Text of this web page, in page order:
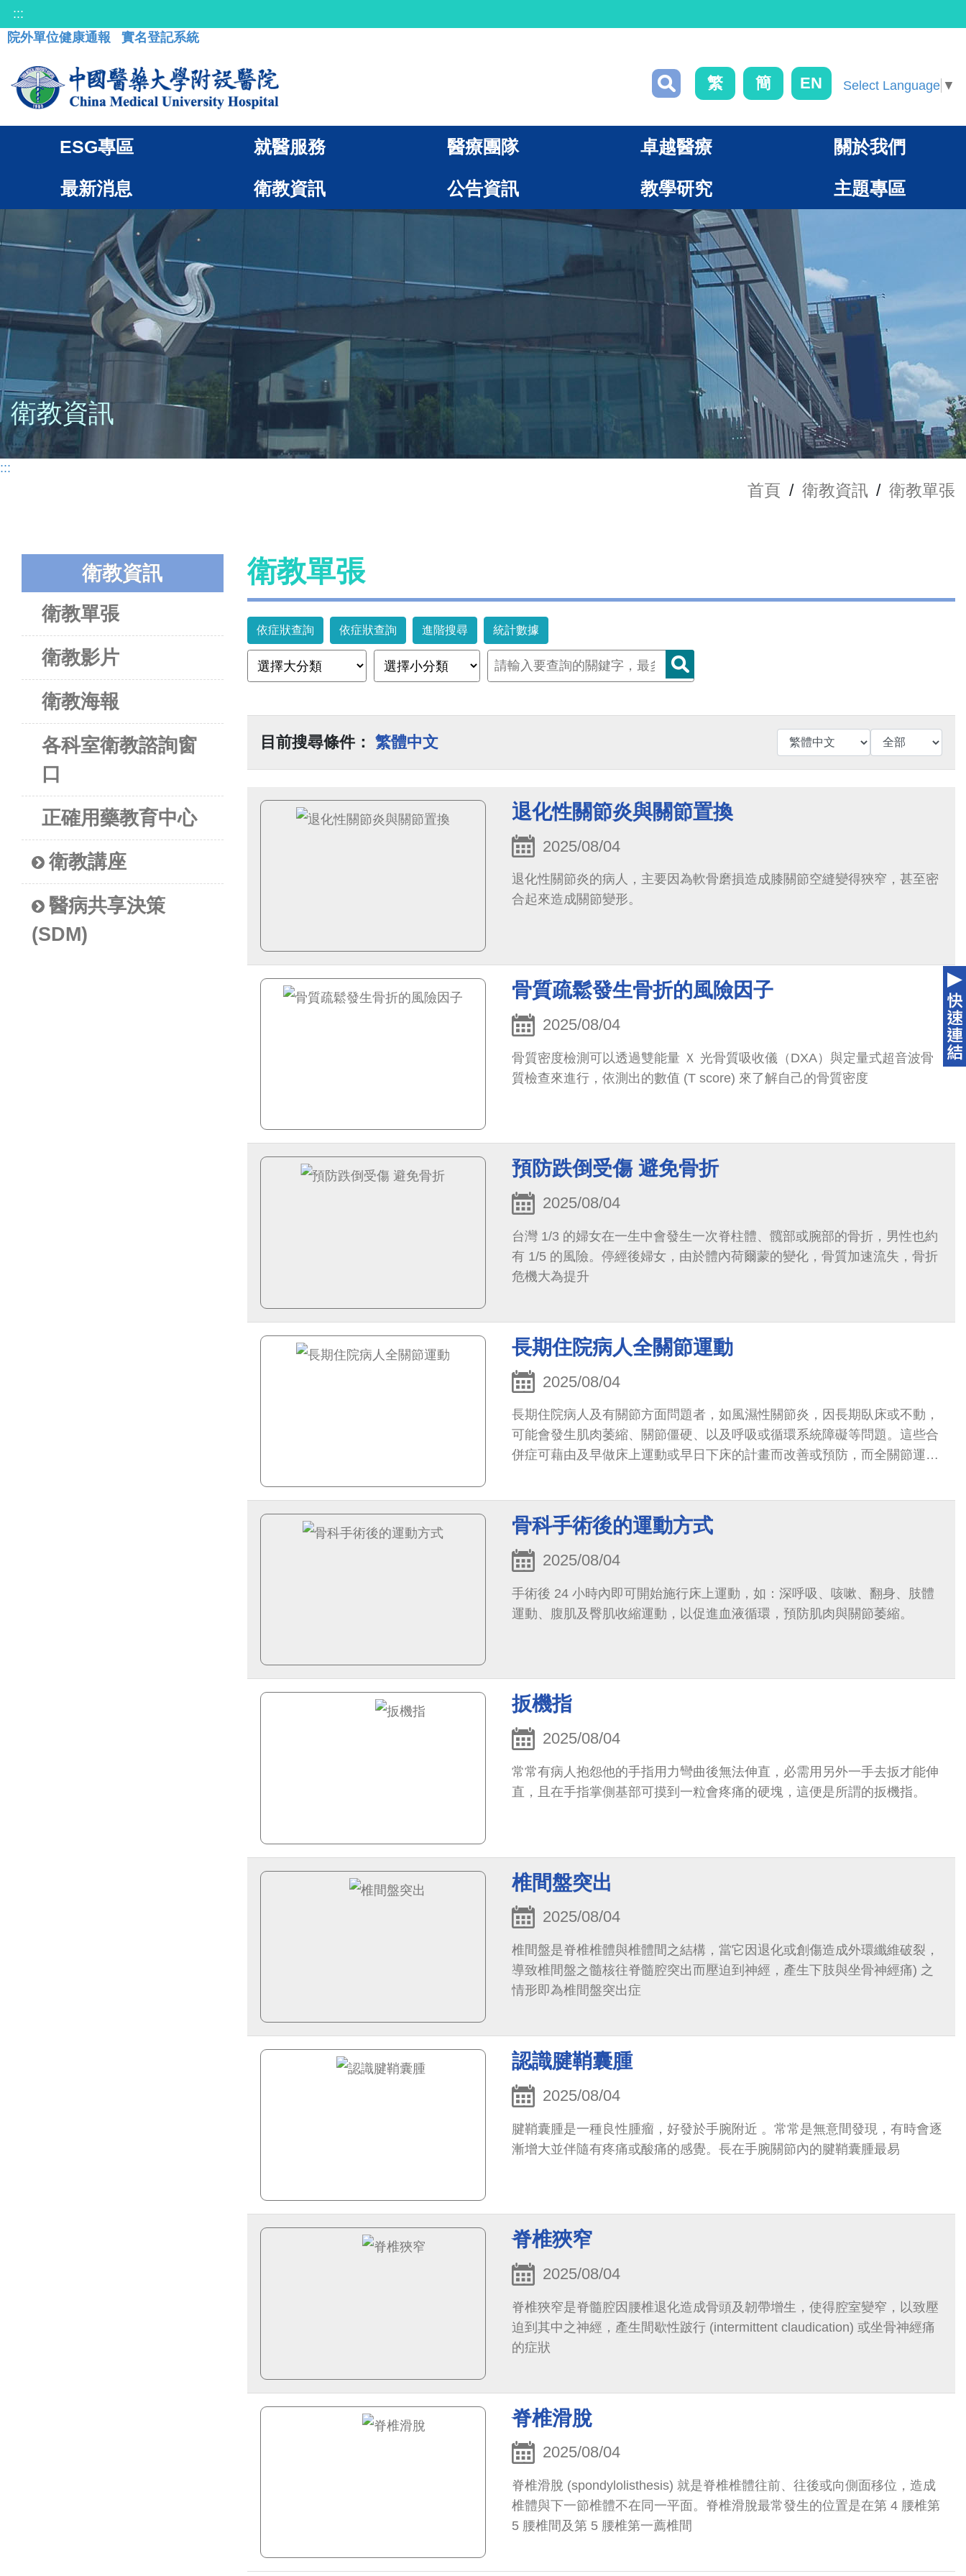
:::
院外單位健康通報
實名登記系統
繁 簡 EN Select Language ▼
ESG專區 就醫服務 醫療團隊 卓越醫療 關於我們
最新消息 衛教資訊 公告資訊 教學研究 主題專區
衛教資訊
:::
首頁 / 衛教資訊 / 衛教單張
衛教資訊
衛教單張
衛教影片
衛教海報
各科室衛教諮詢窗
口
正確用藥教育中心
衛教講座
醫病共享決策
(SDM)
衛教單張
依症狀查詢 依症狀查詢 進階搜尋 統計數據
目前搜尋條件： 繁體中文
退化性關節炎與關節置換
2025/08/04
退化性關節炎的病人，主要因為軟骨磨損造成膝關節空縫變得狹窄，甚至密
合起來造成關節變形。
骨質疏鬆發生骨折的風險因子
2025/08/04
骨質密度檢測可以透過雙能量 Ｘ 光骨質吸收儀（DXA）與定量式超音波骨
質檢查來進行，依測出的數值 (T score) 來了解自己的骨質密度
預防跌倒受傷 避免骨折
2025/08/04
台灣 1/3 的婦女在一生中會發生一次脊柱體、髖部或腕部的骨折，男性也約
有 1/5 的風險。停經後婦女，由於體內荷爾蒙的變化，骨質加速流失，骨折
危機大為提升
長期住院病人全關節運動
2025/08/04
長期住院病人及有關節方面問題者，如風濕性關節炎，因長期臥床或不動，
可能會發生肌肉萎縮、關節僵硬、以及呼吸或循環系統障礙等問題。這些合
併症可藉由及早做床上運動或早日下床的計畫而改善或預防，而全關節運動
骨科手術後的運動方式
2025/08/04
手術後 24 小時內即可開始施行床上運動，如：深呼吸、咳嗽、翻身、肢體
運動、腹肌及臀肌收縮運動，以促進血液循環，預防肌肉與關節萎縮。
扳機指
2025/08/04
常常有病人抱怨他的手指用力彎曲後無法伸直，必需用另外一手去扳才能伸
直，且在手指掌側基部可摸到一粒會疼痛的硬塊，這便是所謂的扳機指。
椎間盤突出
2025/08/04
椎間盤是脊椎椎體與椎體間之結構，當它因退化或創傷造成外環纖維破裂，
導致椎間盤之髓核往脊髓腔突出而壓迫到神經，產生下肢與坐骨神經痛) 之
情形即為椎間盤突出症
認識腱鞘囊腫
2025/08/04
腱鞘囊腫是一種良性腫瘤，好發於手腕附近 。常常是無意間發現，有時會逐
漸增大並伴隨有疼痛或酸痛的感覺。長在手腕關節內的腱鞘囊腫最易
脊椎狹窄
2025/08/04
脊椎狹窄是脊髓腔因腰椎退化造成骨頭及韌帶增生，使得腔室變窄，以致壓
迫到其中之神經，產生間歇性跛行 (intermittent claudication) 或坐骨神經痛
的症狀
脊椎滑脫
2025/08/04
脊椎滑脫 (spondylolisthesis) 就是脊椎椎體往前、往後或向側面移位，造成
椎體與下一節椎體不在同一平面。脊椎滑脫最常發生的位置是在第 4 腰椎第
5 腰椎間及第 5 腰椎第一薦椎間